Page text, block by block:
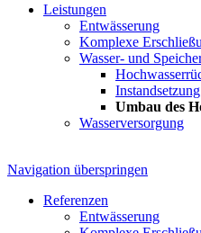
Leistungen
Entwässerung
Komplexe
Wasser- und
Umbau des
Wasserversorgung
Navigation überspringen
Referenzen
Entwässerung